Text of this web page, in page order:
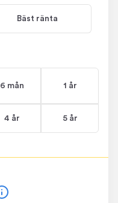
Bäst ränta
6 mån 1 år
4 år 5 år